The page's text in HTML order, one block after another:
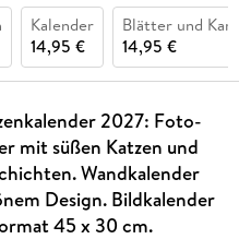
Kalender
14,95 €
Blätter und
14,95 €
2027: Foto-
mit süßen Katzen und
Wandkalender
Design. Bildkalender
45 x 30 cm.